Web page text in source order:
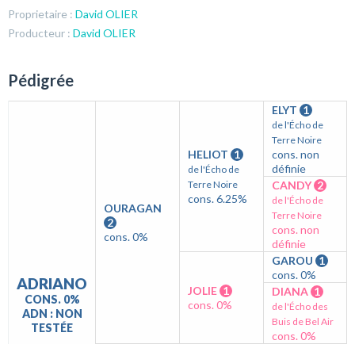
Proprietaire : David OLIER
Producteur : David OLIER
Pédigrée
ADRIANO
CONS. 0%
ADN : NON
TESTÉE
OURAGAN
2
cons. 0%
HELIOT 1
de l'Écho de
Terre Noire
cons. 6.25%
ELYT 1
de l'Écho de
Terre Noire
cons. non
définie
CANDY 2
de l'Écho de
Terre Noire
cons. non
définie
JOLIE 1
cons. 0%
GAROU 1
cons. 0%
DIANA 1
de l'Écho des
Buis de Bel Air
cons. 0%